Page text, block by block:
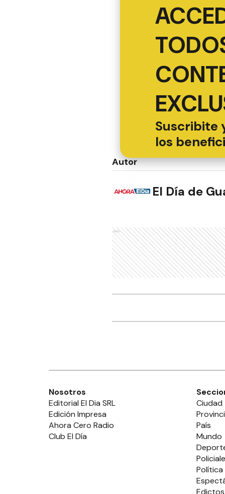
Suscribite
los
Autor
El Día de
Ads
Nosotros
Editorial El Dia SRL
Edición Impresa
Ahora Cero Radio
Club El Día
Ciudad
País
Mundo
Política
Edictos